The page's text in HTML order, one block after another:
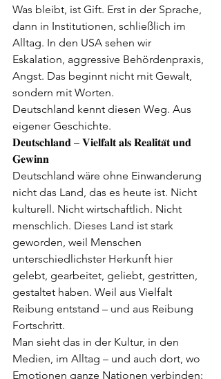
Was bleibt, ist Gift. Erst in der Sprache,
dann in Institutionen, schließlich im
Alltag. In den USA sehen wir
Eskalation, aggressive Behördenpraxis,
Angst. Das beginnt nicht mit Gewalt,
sondern mit Worten.
Deutschland kennt diesen Weg. Aus
eigener Geschichte.
𝐃𝐞𝐮𝐭𝐬𝐜𝐡𝐥𝐚𝐧𝐝 – 𝐕𝐢𝐞𝐥𝐟𝐚𝐥𝐭 𝐚𝐥𝐬 𝐑𝐞𝐚𝐥𝐢𝐭𝐚̈𝐭 𝐮𝐧𝐝
𝐆𝐞𝐰𝐢𝐧𝐧
Deutschland wäre ohne Einwanderung
nicht das Land, das es heute ist. Nicht
kulturell. Nicht wirtschaftlich. Nicht
menschlich. Dieses Land ist stark
geworden, weil Menschen
unterschiedlichster Herkunft hier
gelebt, gearbeitet, geliebt, gestritten,
gestaltet haben. Weil aus Vielfalt
Reibung entstand – und aus Reibung
Fortschritt.
Man sieht das in der Kultur, in den
Medien, im Alltag – und auch dort, wo
Emotionen ganze Nationen verbinden: